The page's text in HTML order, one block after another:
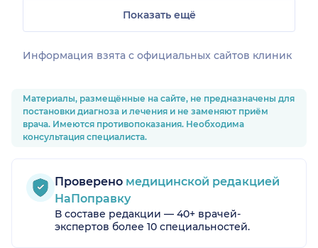
Показать ещё
Информация взята c официальных сайтов клиник
Материалы, размещённые на сайте, не предназначены для
постановки диагноза и лечения и не заменяют приём
врача. Имеются противопоказания. Необходима
консультация специалиста.
Проверено медицинской редакцией
НаПоправку
В составе редакции — 40+ врачей-
экспертов более 10 специальностей.